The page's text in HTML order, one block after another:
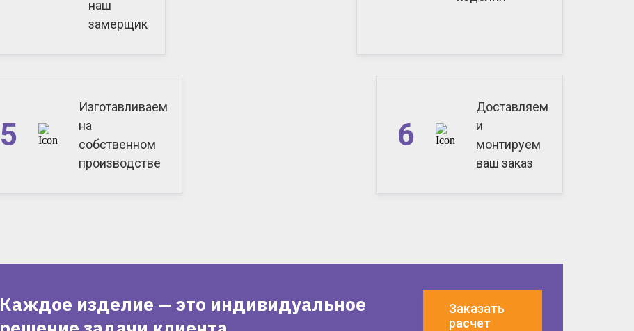
наш
замерщик
5
Изготавливаем
на
собственном
производстве
6
Доставляем
и
монтируем
ваш заказ
Каждое изделие — это индивидуальное
Заказать
расчет